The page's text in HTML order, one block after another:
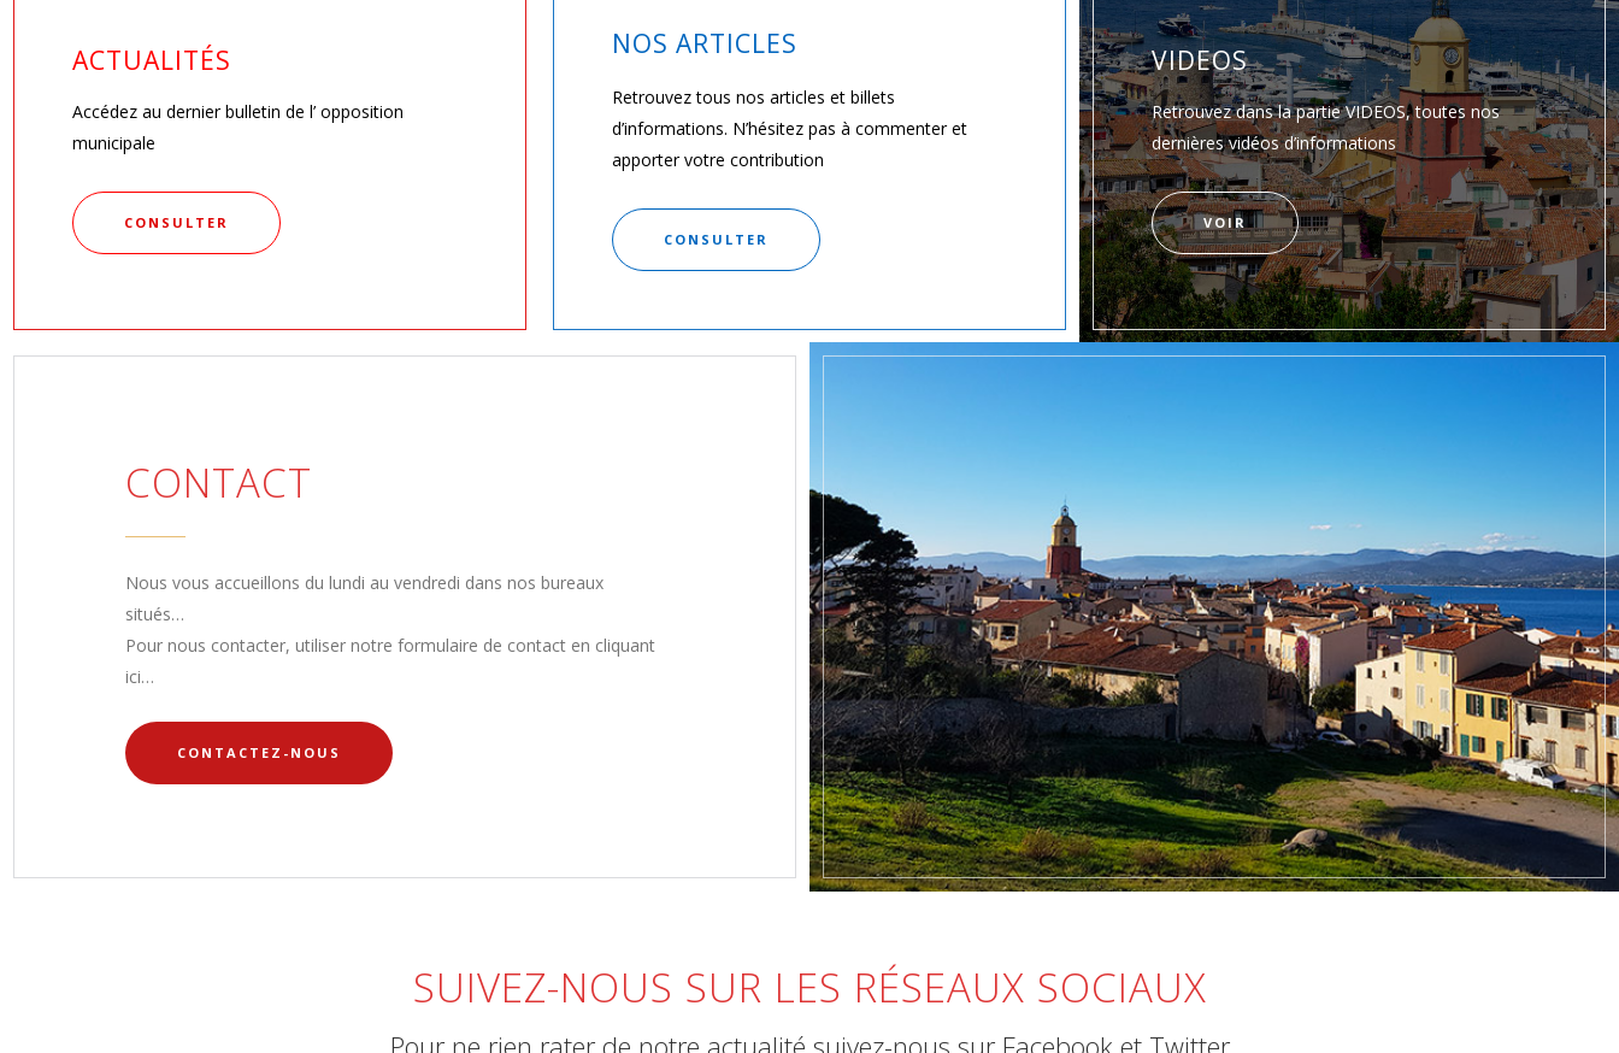
ACTUALITÉS
Accédez au dernier bulletin de l’ opposition
municipale
CONSULTER
NOS ARTICLES
Retrouvez tous nos articles et billets
d’informations. N’hésitez pas à commenter et
apporter votre contribution
CONSULTER
VIDEOS
Retrouvez dans la partie VIDEOS, toutes nos
dernières vidéos d’informations
VOIR
CONTACT
Nous vous accueillons du lundi au vendredi dans nos bureaux
situés…
Pour nous contacter, utiliser notre formulaire de contact en cliquant
ici…
CONTACTEZ-NOUS
SUIVEZ-NOUS SUR LES RÉSEAUX SOCIAUX